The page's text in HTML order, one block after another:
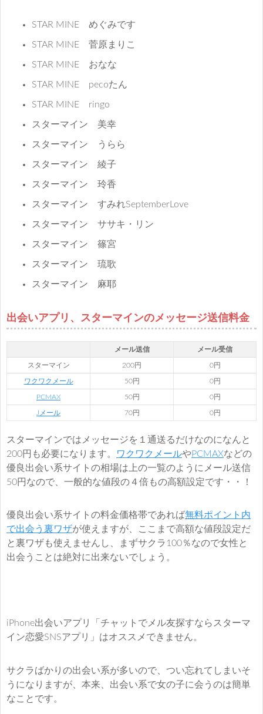
STAR MINE めぐみです
STAR MINE 菅原まりこ
STAR MINE おなな
STAR MINE pecoたん
STAR MINE ringo
スターマイン 美幸
スターマイン うらら
スターマイン 綾子
スターマイン 玲香
スターマイン すみれSeptemberLove
スターマイン ササキ・リン
スターマイン 篠宮
スターマイン 琉歌
スターマイン 麻耶
出会いアプリ、スターマインのメッセージ送信料金
メール送信 メール受信
スターマイン 200円 0円
ワクワクメール 50円 0円
PCMAX 50円 0円
Jメール 70円 0円
スターマインではメッセージを１通送るだけなのになんと
200円も必要になります。
ワクワクメールやPCMAXなどの
優良出会い系サイトの相場は上の一覧のようにメール送信
50円なので、一般的な値段の４倍もの高額設定です・・！
優良出会い系サイトの料金価格帯であれば無料ポイント内
で出会う裏ワザが使えますが、ここまで高額な値段設定だ
と裏ワザも使えませんし、まずサクラ100％なので女性と
出会うことは絶対に出来ないでしょう。
iPhone出会いアプリ「チャットでメル友探すならスターマ
イン恋愛SNSアプリ」はオススメできません。
サクラばかりの出会い系が多いので、つい忘れてしまいそ
うになりますが、本来、出会い系で女の子に会うのは簡単
なことです。